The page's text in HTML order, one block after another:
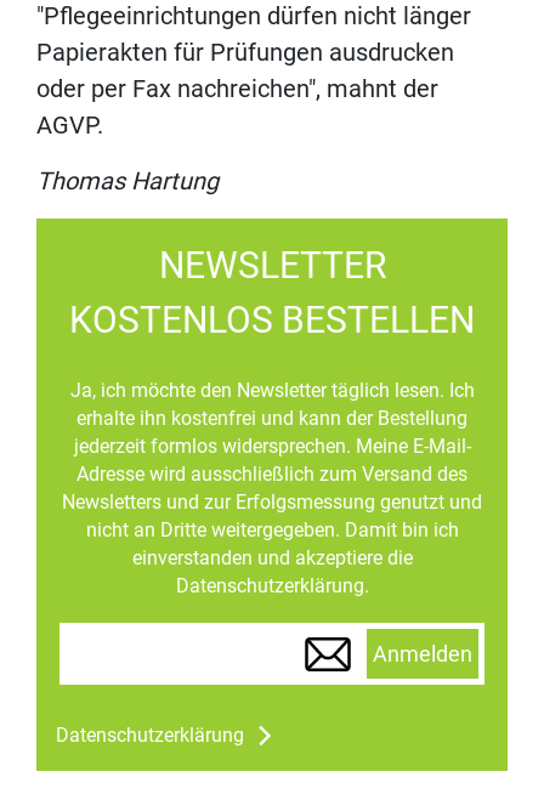
"Pflegeeinrichtungen dürfen nicht länger
Papierakten für Prüfungen ausdrucken
oder per Fax nachreichen", mahnt der
AGVP.
Thomas Hartung
NEWSLETTER
KOSTENLOS BESTELLEN
Ja, ich möchte den Newsletter täglich lesen. Ich
erhalte ihn kostenfrei und kann der Bestellung
jederzeit formlos widersprechen. Meine E-Mail-
Adresse wird ausschließlich zum Versand des
Newsletters und zur Erfolgsmessung genutzt und
nicht an Dritte weitergegeben. Damit bin ich
einverstanden und akzeptiere die
Datenschutzerklärung.
Anmelden
Datenschutzerklärung